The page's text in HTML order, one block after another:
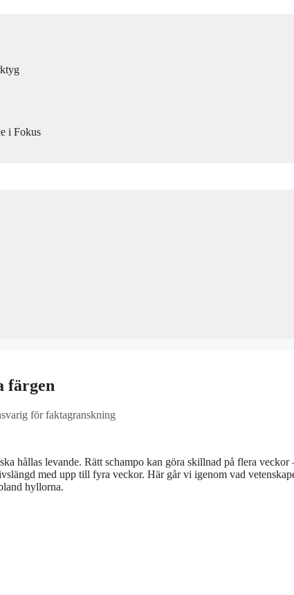
i Fokus
färgen
för faktagranskning
hållas levande. Rätt schampo kan göra skillnad på flera veckor
med upp till fyra veckor. Här går vi igenom vad
hyllorna.